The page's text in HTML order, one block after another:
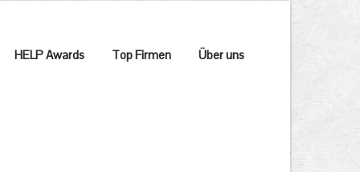
HELP Awards Top Firmen Über uns